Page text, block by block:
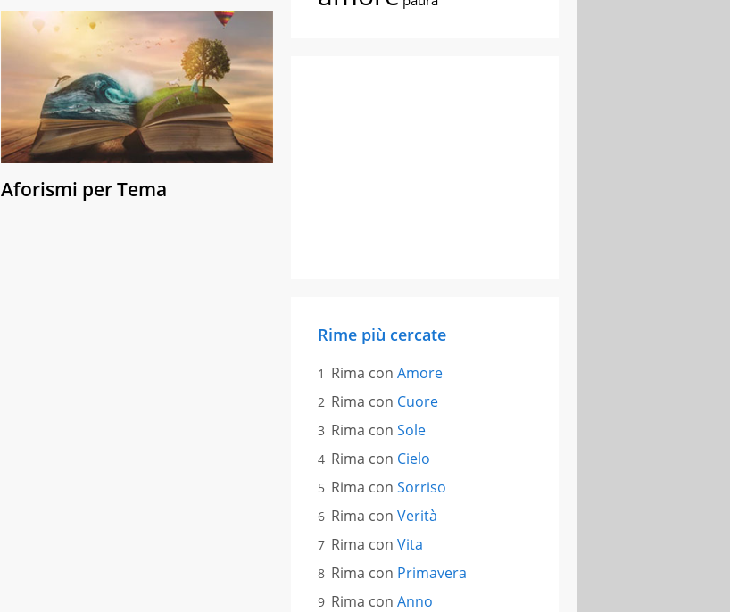
Aforismi per Tema
Rime più cercate
Rima con Amore
Rima con Cuore
Rima con Sole
Rima con Cielo
Rima con Sorriso
Rima con Verità
Rima con Vita
Rima con Primavera
Rima con Anno